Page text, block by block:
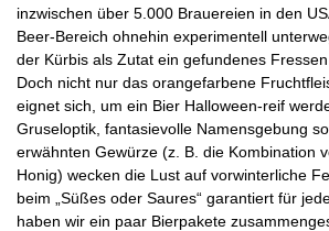
inzwischen über 5.000 Brauereien in den
Beer-Bereich ohnehin experimentell
der Kürbis als Zutat ein gefundenes
Doch nicht nur das orangefarbene
eignet sich, um ein Bier Halloween-reif
Gruseloptik, fantasievolle Namensgebung
erwähnten Gewürze (z. B. die Kombination
Honig) wecken die Lust auf vorwinterliche
beim „Süßes oder Saures“ garantiert für
haben wir ein paar Bierpakete